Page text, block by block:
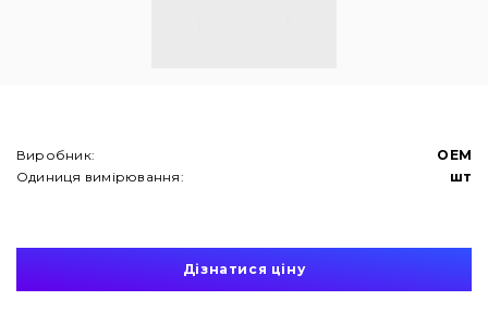
Виробник:
OEM
Одиниця вимірювання:
шт
Дізнатися ціну